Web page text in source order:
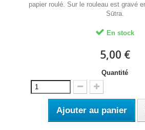
papier roulé. Sur le rouleau est gravé
Sūtra.
En stock
5,00 €
Quantité
Ajouter au panier